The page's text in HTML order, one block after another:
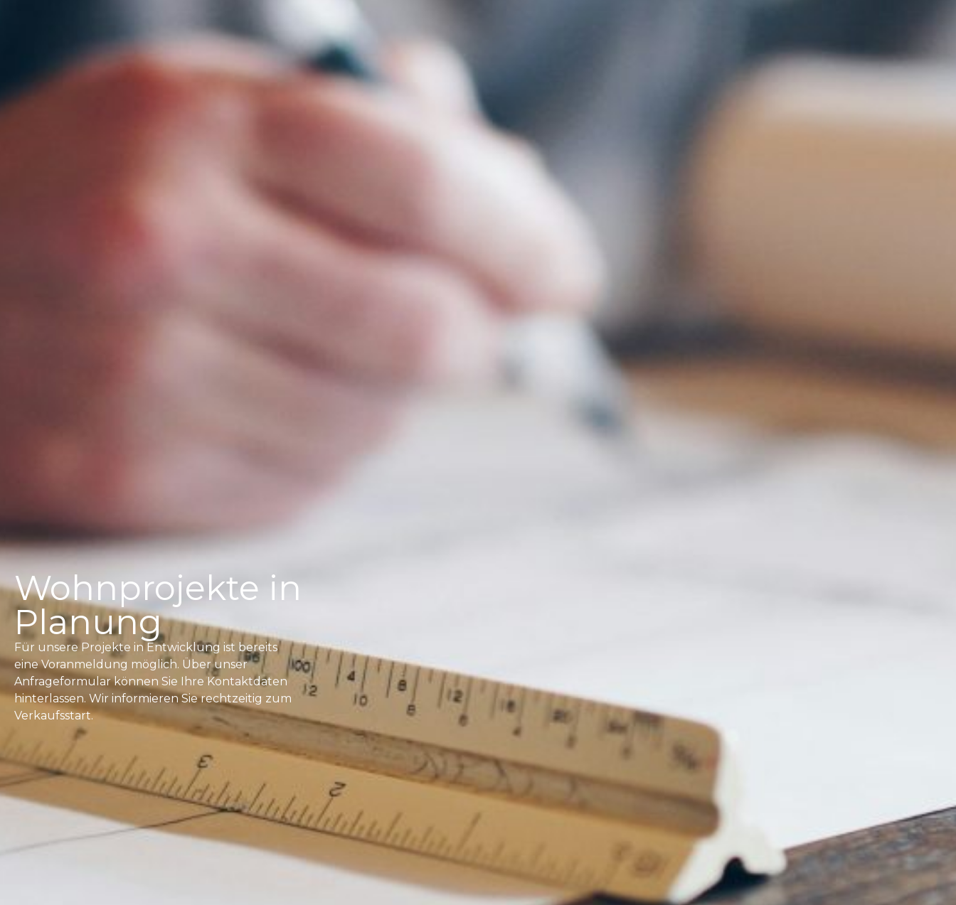
Wohnprojekte in
Planung​
Für unsere Projekte in Entwicklung ist bereits
eine Voranmeldung möglich. Über unser
Anfrageformular können Sie Ihre Kontaktdaten
hinterlassen. Wir informieren Sie rechtzeitig zum
Verkaufsstart.